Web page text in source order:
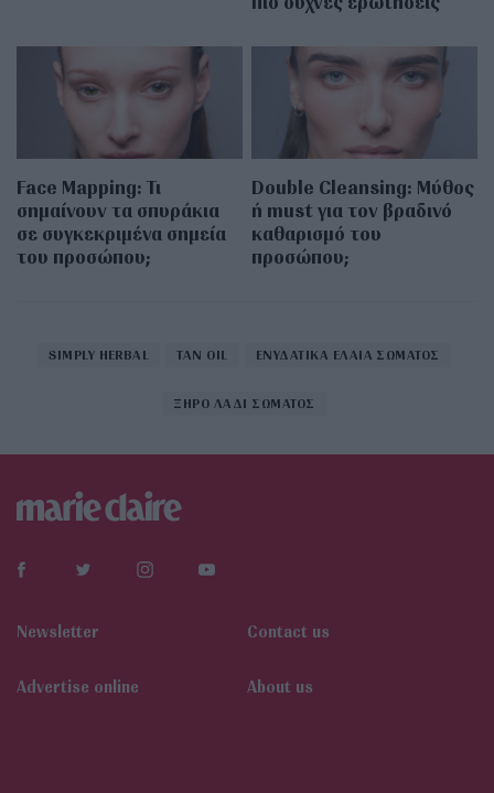
Face Mapping: Τι
σημαίνουν τα σπυράκια
σε συγκεκριμένα σημεία
του προσώπου;
Double Cleansing: Μύθος
ή must για τον βραδινό
καθαρισμό του
προσώπου;
SIMPLY HERBAL TAN OIL ΕΝΥΔΑΤΙΚΑ ΕΛΑΙΑ ΣΩΜΑΤΟΣ
ΞΗΡΟ ΛΑΔΙ ΣΩΜΑΤΟΣ
Newsletter Contact us
Αdvertise online About us